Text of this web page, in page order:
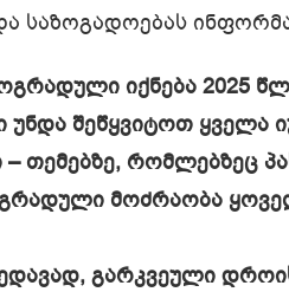
საზოგადოებას
იქნება 2025
უნდა შეწყვიტოთ ყველა
თემებზე, რომლებზეც
მოძრაობა
გარკვეული